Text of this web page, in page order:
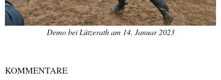
Demo bei Lützerath am 14. Januar 2023
KOMMENTARE